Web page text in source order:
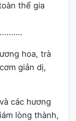
thể gia
hoa, trà
giản dị,
các hương
lòng thành,